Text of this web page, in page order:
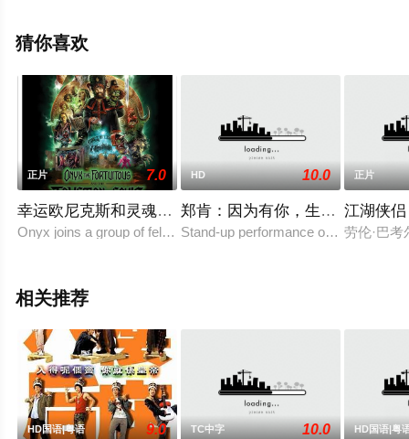
了解。
猜你喜欢
正片 7.0
幸运欧尼克斯和灵魂护身符
Onyx joins a group of fellow occultists to attend a dark ritual at the
HD 10.0
郑肯：因为有你，生命才完整
Stand-up performance of comedian
正片
江湖侠侣
劳伦·巴
相关推荐
HD国语|粤语 9.0 TC中字 10.0 HD国语|粤